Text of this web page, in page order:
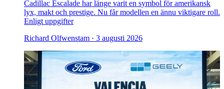
Cadillac Escalade har länge varit en symbol för amerikansk
lyx, makt och prestige. Nu får modellen en ännu viktigare roll.
Enligt uppgifter
Richard Olfwenstam · 3 augusti 2026